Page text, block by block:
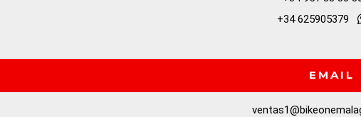
+34 625905379
EMAIL